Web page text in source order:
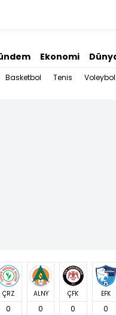
Ekonomi
Basketbol Tenis Voleybol
ÇRZ
0
ALNY
0
ÇFK
0
EFK
0